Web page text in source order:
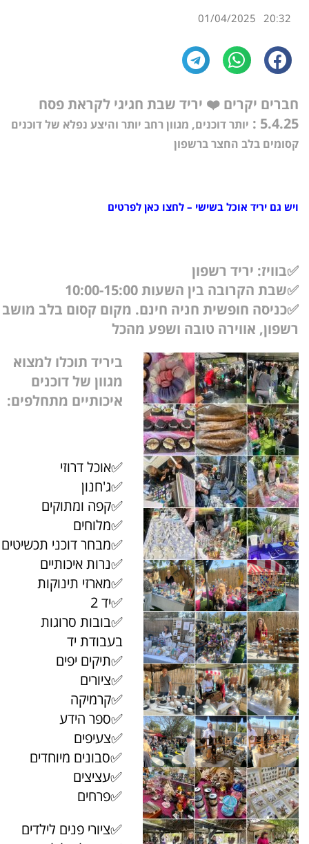
20:32
01/04/2025
חברים יקרים ❤️ יריד שבת חגיגי לקראת פסח
5.4.25 :
יותר דוכנים, מגוון רחב יותר והיצע נפלא של דוכנים
קסומים בלב החצר ברשפון
ויש גם יריד אוכל בשישי – לחצו כאן לפרטים
✅בוויז: יריד רשפון
✅שבת הקרובה בין השעות 10:00-15:00
✅כניסה חופשית חניה חינם. מקום קסום בלב מושב
רשפון, אווירה טובה ושפע מהכל
ביריד תוכלו למצוא
מגוון של דוכנים
איכותיים מתחלפים:
✅אוכל דרוזי
✅ג'חנון
✅קפה ומתוקים
✅מלוחים
✅מבחר דוכני תכשיטים
✅נרות איכותיים
✅מארזי תינוקות
✅יד 2
✅בובות סרוגות
בעבודת יד
✅תיקים יפים
✅ציורים
✅קרמיקה
✅ספר הידע
✅צעיפים
✅סבונים מיוחדים
✅עציצים
✅פרחים
✅ציורי פנים לילדים